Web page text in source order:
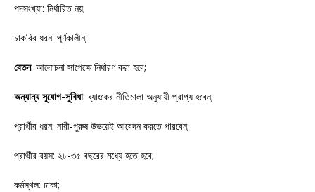
পদসংখ্যা: নির্ধারিত নয়;
চাকরির ধরন: পূর্ণকালীন;
বেতন: আলোচনা সাপেক্ষে নির্ধারণ করা হবে;
অন্যান্য সুযোগ-সুবিধা: ব্যাংকের নীতিমালা অনুযায়ী প্রাপ্য হবেন;
প্রার্থীর ধরন: নারী-পুরুষ উভয়েই আবেদন করতে পারবেন;
প্রার্থীর বয়স: ২৮-৩৫ বছরের মধ্যে হতে হবে;
কর্মস্থল: ঢাকা;